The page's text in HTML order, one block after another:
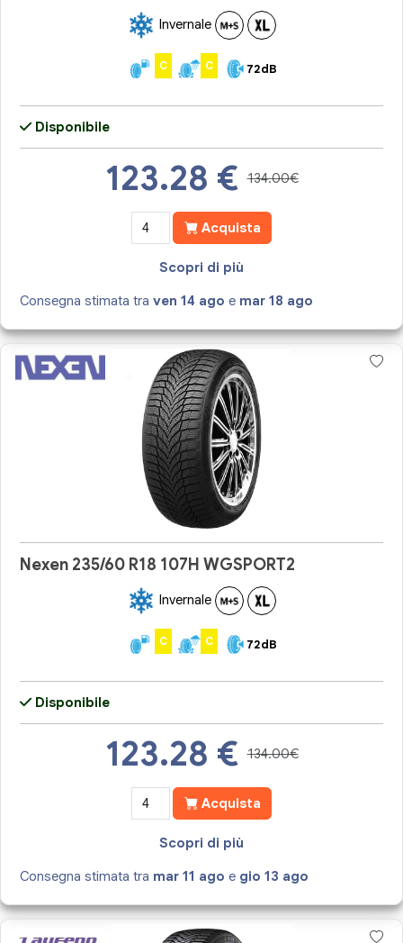
Invernale
C C 72dB
Disponibile
123.28 € 134.00€
Acquista
Scopri di più
Consegna stimata traven 14 ago e mar 18 ago
Nexen 235/60 R18 107H WGSPORT2
Invernale
C C 72dB
Disponibile
123.28 € 134.00€
Acquista
Scopri di più
Consegna stimata tra mar 11 ago e gio 13 ago